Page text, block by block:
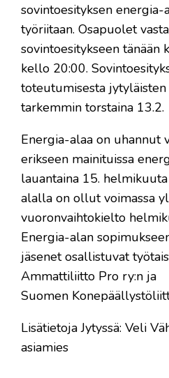
sovintoesityksen
työriitaan. Osapuolet
sovintoesitykseen tänään
kello 20:00.
toteutumisesta
tarkemmin torstaina 13.2.
Energia-alaa on uhannut
erikseen mainituissa
lauantaina 15.
alalla on ollut voimassa
vuoronvaihtokielto
Energia-alan
jäsenet osallistuvat
Ammattiliitto Pro ry:n ja
Suomen
Lisätietoja Jytyssä: Veli
asiamies